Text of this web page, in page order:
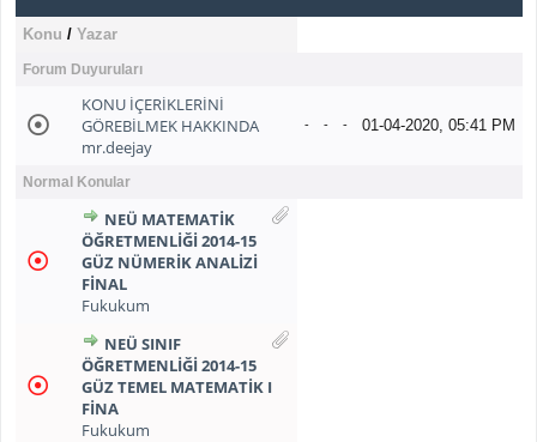
Konu / Yazar
Forum Duyuruları
KONU İÇERİKLERİNİ
GÖREBİLMEK HAKKINDA
mr.deejay
- - - 01-04-2020, 05:41 PM
Normal Konular
NEÜ MATEMATİK
ÖĞRETMENLİĞİ 2014-15
GÜZ NÜMERİK ANALİZİ
FİNAL
Fukukum
NEÜ SINIF
ÖĞRETMENLİĞİ 2014-15
GÜZ TEMEL MATEMATİK I
FİNA
Fukukum